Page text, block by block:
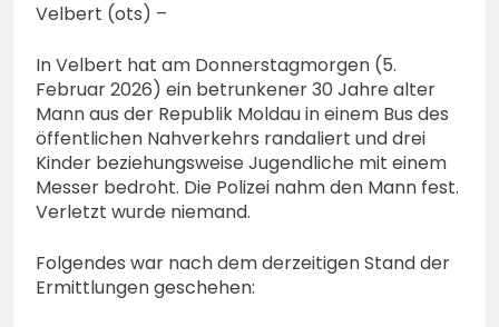
Velbert (ots) –
In Velbert hat am Donnerstagmorgen (5.
Februar 2026) ein betrunkener 30 Jahre alter
Mann aus der Republik Moldau in einem Bus des
öffentlichen Nahverkehrs randaliert und drei
Kinder beziehungsweise Jugendliche mit einem
Messer bedroht. Die Polizei nahm den Mann fest.
Verletzt wurde niemand.
Folgendes war nach dem derzeitigen Stand der
Ermittlungen geschehen: